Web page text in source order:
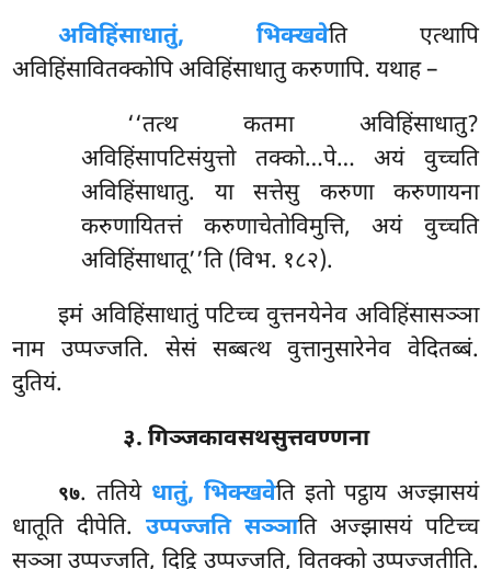
अविहिंसाधातुं, भिक्खवेति एत्थापि
अविहिंसावितक्कोपि अविहिंसाधातु करुणापि. यथाह –
‘‘तत्थ कतमा अविहिंसाधातु?
अविहिंसापटिसंयुत्तो तक्को…पे… अयं वुच्चति
अविहिंसाधातु. या सत्तेसु करुणा करुणायना
करुणायितत्तं करुणाचेतोविमुत्ति, अयं वुच्चति
अविहिंसाधातू’’ति (विभ. १८२).
इमं अविहिंसाधातुं पटिच्च वुत्तनयेनेव अविहिंसासञ्ञा
नाम उप्पज्जति. सेसं सब्बत्थ वुत्तानुसारेनेव वेदितब्बं.
दुतियं.
३. गिञ्जकावसथसुत्तवण्णना
९७. ततिये धातुं, भिक्खवेति इतो पट्ठाय अज्झासयं
धातूति दीपेति.उप्पज्जति सञ्ञाति अज्झासयं पटिच्च
सञ्ञा उप्पज्जति, दिट्ठि उप्पज्जति, वितक्को उप्पज्जतीति.